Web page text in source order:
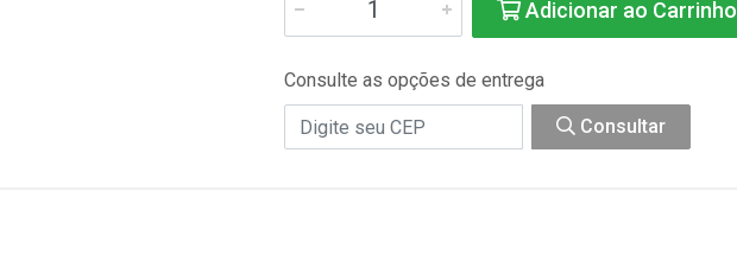
Adicionar ao Carrinho
Consulte as opções de entrega
Consultar